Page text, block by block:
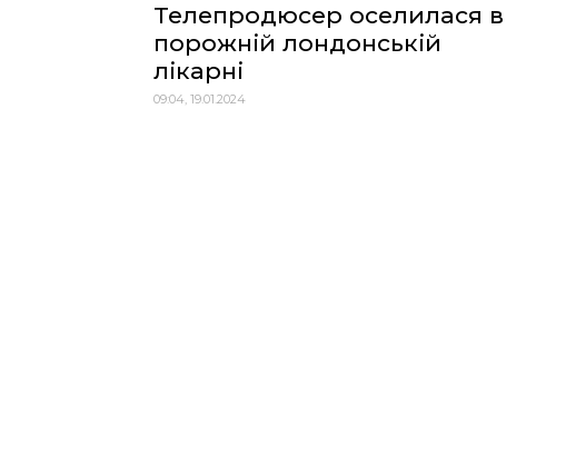
Телепродюсер оселилася в
порожній лондонській
лікарні
09:04, 19.01.2024